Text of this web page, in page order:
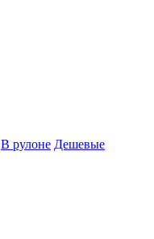
В рулоне Дешевые